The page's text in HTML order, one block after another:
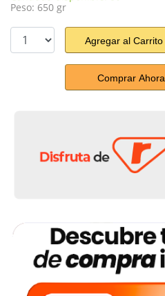
Peso: 650 gr
Agregar al Carrito
Comprar Ahora